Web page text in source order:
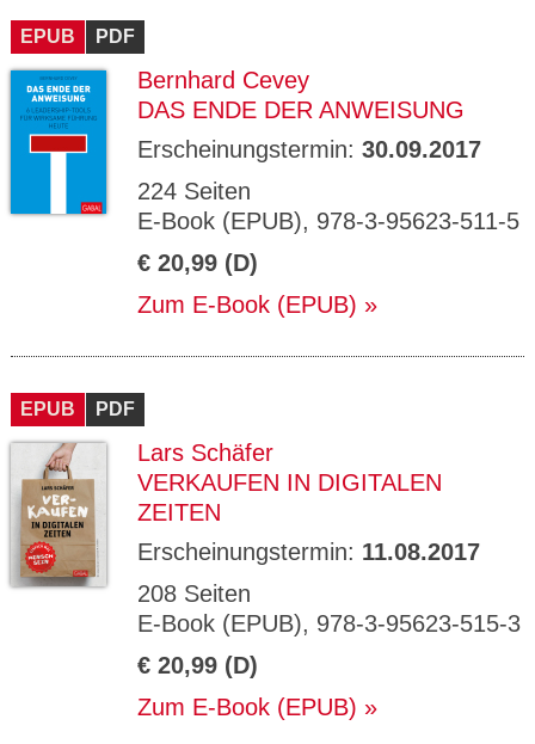
EPUB PDF
Bernhard Cevey
DAS ENDE DER ANWEISUNG
Erscheinungstermin: 30.09.2017
224 Seiten
E-Book (EPUB), 978-3-95623-511-5
€ 20,99 (D)
Zum E-Book (EPUB)
EPUB PDF
Lars Schäfer
VERKAUFEN IN DIGITALEN
ZEITEN
Erscheinungstermin: 11.08.2017
208 Seiten
E-Book (EPUB), 978-3-95623-515-3
€ 20,99 (D)
Zum E-Book (EPUB)